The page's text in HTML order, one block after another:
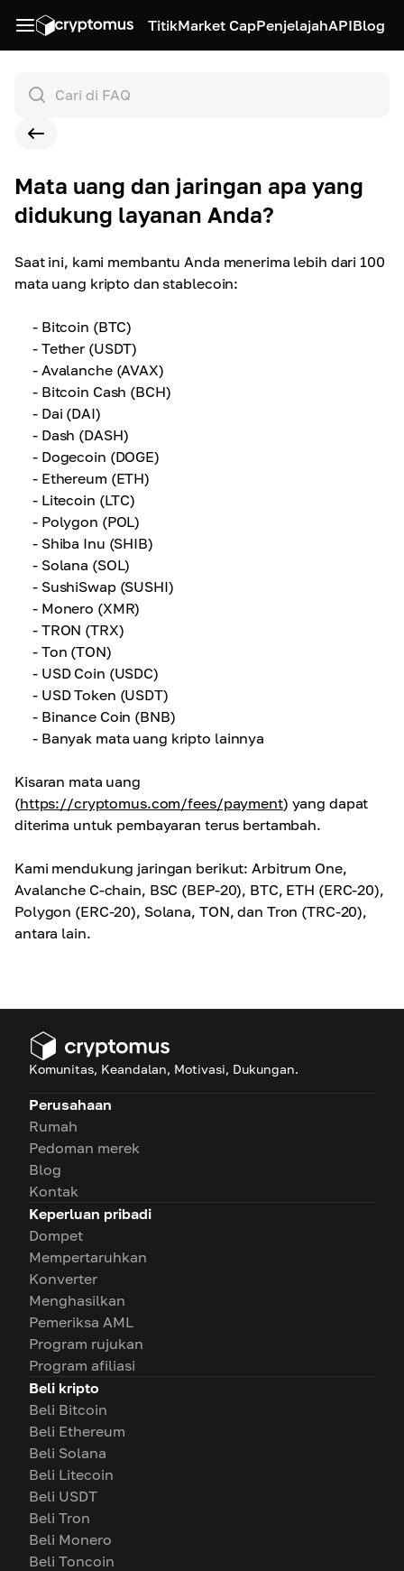
TitikMarket CapPenjelajahAPIBlog
Mata uang dan jaringan apa yang
didukung layanan Anda?
Saat ini, kami membantu Anda menerima lebih dari 100
mata uang kripto dan stablecoin:
- Bitcoin (BTC)
- Tether (USDT)
- Avalanche (AVAX)
- Bitcoin Cash (BCH)
- Dai (DAI)
- Dash (DASH)
- Dogecoin (DOGE)
- Ethereum (ETH)
- Litecoin (LTC)
- Polygon (POL)
- Shiba Inu (SHIB)
- Solana (SOL)
- SushiSwap (SUSHI)
- Monero (XMR)
- TRON (TRX)
- Ton (TON)
- USD Coin (USDC)
- USD Token (USDT)
- Binance Coin (BNB)
- Banyak mata uang kripto lainnya
Kisaran mata uang
(https://cryptomus.com/fees/payment) yang dapat
diterima untuk pembayaran terus bertambah.
Kami mendukung jaringan berikut: Arbitrum One,
Avalanche C-chain, BSC (BEP-20), BTC, ETH (ERC-20),
Polygon (ERC-20), Solana, TON, dan Tron (TRC-20),
antara lain.
Komunitas, Keandalan, Motivasi, Dukungan.
Perusahaan
Rumah
Pedoman merek
Blog
Kontak
Keperluan pribadi
Dompet
Mempertaruhkan
Konverter
Menghasilkan
Pemeriksa AML
Program rujukan
Program afiliasi
Beli kripto
Beli Bitcoin
Beli Ethereum
Beli Solana
Beli Litecoin
Beli USDT
Beli Tron
Beli Monero
Beli Toncoin